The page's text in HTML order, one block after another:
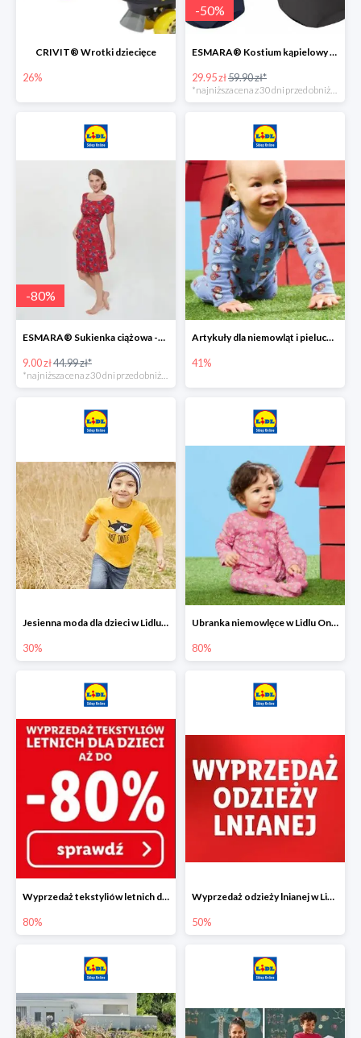
CRIVIT® Wrotki dziecięce
26%
-50%
ESMARA® Kostium kąpielowy ciążowy lub tankini ciążowe -50%
29.95 zł59.90 zł*
-80%
ESMARA® Sukienka ciążowa -79%
9.00 zł44.99 zł*
Artykuły dla niemowląt i pieluchy w Lidlu Online do -41%
41%
Jesienna moda dla dzieci w Lidlu Online do -30%
30%
Ubranka niemowlęce w Lidlu Online do -80%
80%
Wyprzedaż tekstyliów letnich dla dzieci w Lidlu Online do -80%
80%
Wyprzedaż odzieży lnianej w Lidlu Online do -50%
50%